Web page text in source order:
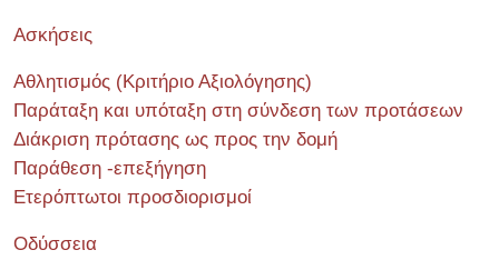
Ασκήσεις
Αθλητισμός (Κριτήριο Αξιολόγησης)
Παράταξη και υπόταξη στη σύνδεση των προτάσεων
Διάκριση πρότασης ως προς την δομή
Παράθεση -επεξήγηση
Ετερόπτωτοι προσδιορισμοί
Οδύσσεια